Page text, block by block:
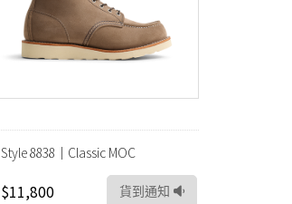
Style 8838｜Classic MOC
$11,800 貨到通知